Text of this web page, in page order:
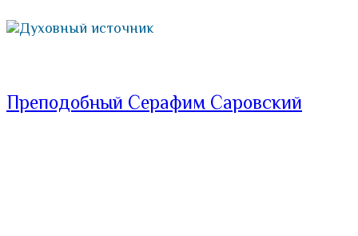
Духовный источник
Преподобный Серафим Саровский